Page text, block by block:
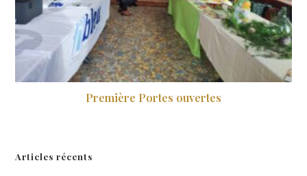
Première Portes ouvertes
Articles récents